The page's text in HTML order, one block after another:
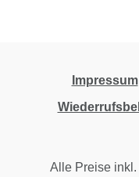
Impressum
Alle Preise inkl.